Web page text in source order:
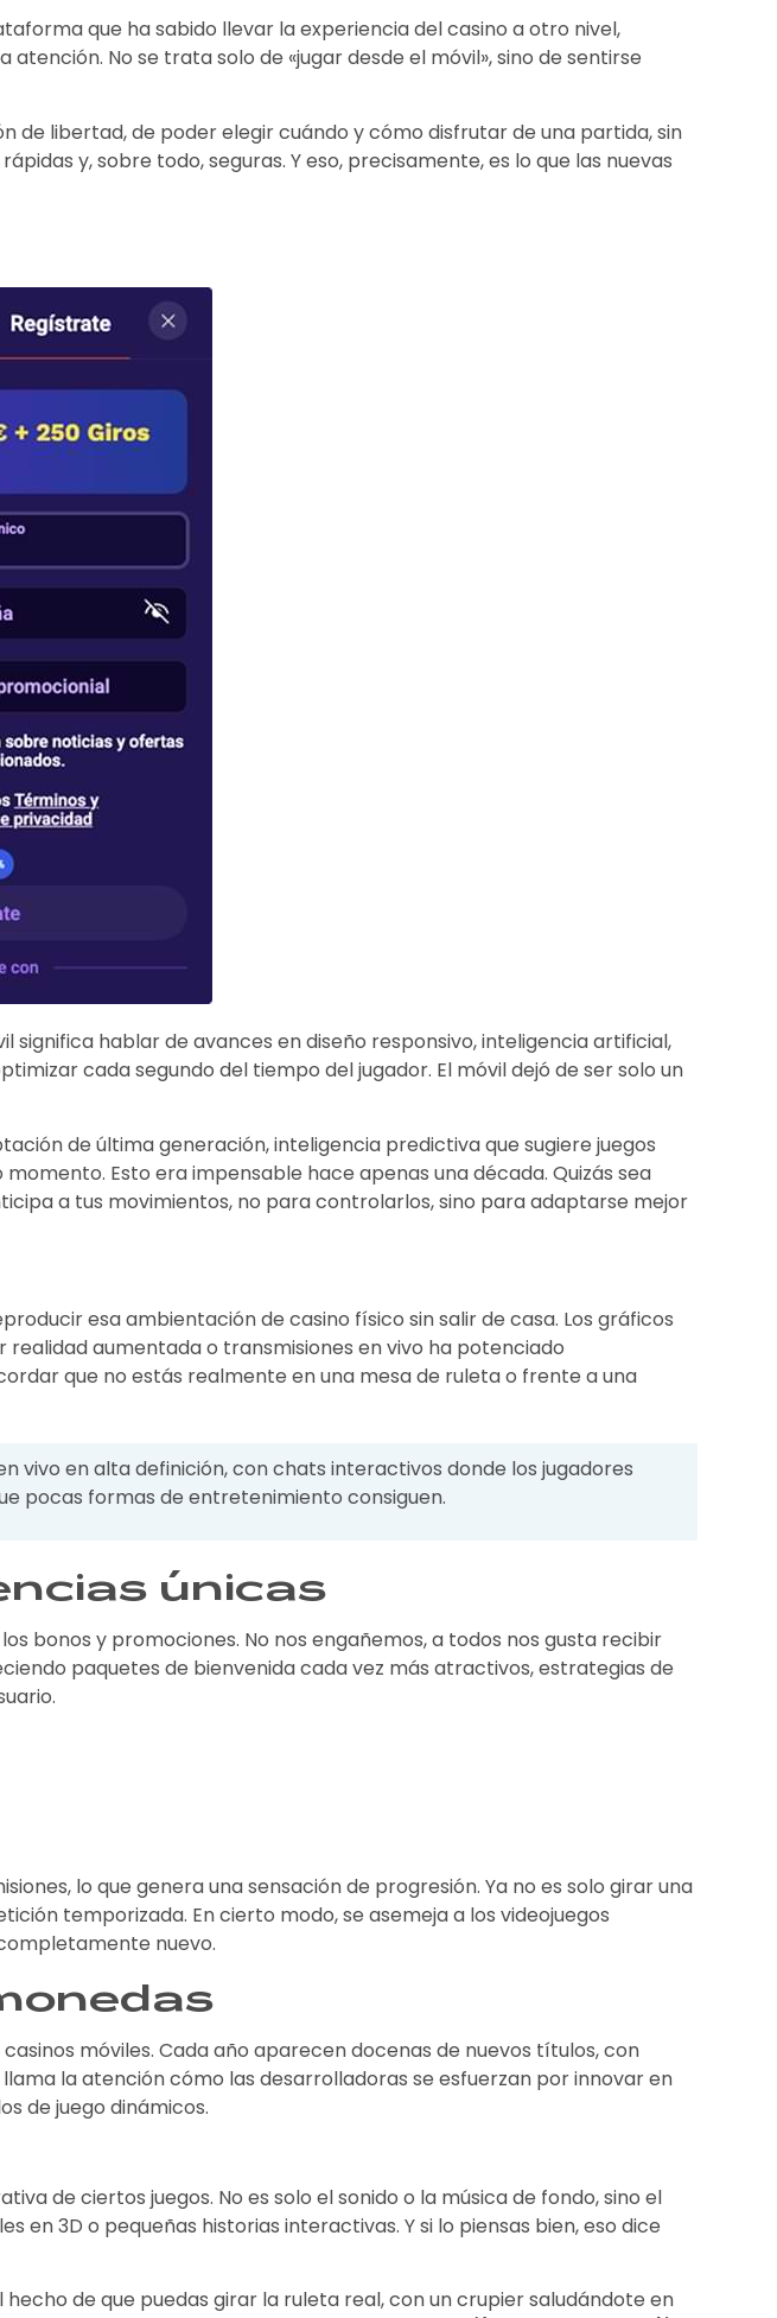
que ha sabido llevar la experiencia del casino a otro nivel,
No se trata solo de «jugar desde el móvil», sino de sentirse
de libertad, de poder elegir cuándo y cómo disfrutar de una partida, sin
y, sobre todo, seguras. Y eso, precisamente, es lo que las nuevas
hablar de avances en diseño responsivo, inteligencia artificial,
cada segundo del tiempo del jugador. El móvil dejó de ser solo un
de última generación, inteligencia predictiva que sugiere juegos
Esto era impensable hace apenas una década. Quizás sea
a tus movimientos, no para controlarlos, sino para adaptarse mejor
esa ambientación de casino físico sin salir de casa. Los gráficos
realidad aumentada o transmisiones en vivo ha potenciado
que no estás realmente en una mesa de ruleta o frente a una
vivo en alta definición, con chats interactivos donde los jugadores
pocas formas de entretenimiento consiguen.
únicas
bonos y promociones. No nos engañemos, a todos nos gusta recibir
paquetes de bienvenida cada vez más atractivos, estrategias de
lo que genera una sensación de progresión. Ya no es solo girar una
temporizada. En cierto modo, se asemeja a los videojuegos
nuevo.
móviles. Cada año aparecen docenas de nuevos títulos, con
la atención cómo las desarrolladoras se esfuerzan por innovar en
de juego dinámicos.
de ciertos juegos. No es solo el sonido o la música de fondo, sino el
en 3D o pequeñas historias interactivas. Y si lo piensas bien, eso dice
de que puedas girar la ruleta real, con un crupier saludándote en